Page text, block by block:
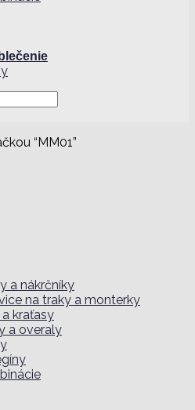
“MM01”
a nákrčníky
na traky a monterky
kraťasy
a overaly